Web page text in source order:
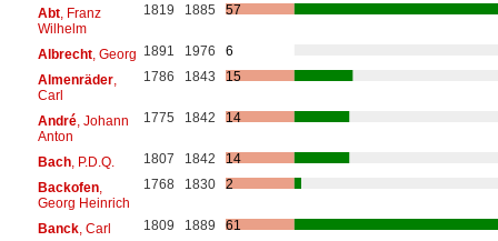
Abt, Franz
Wilhelm
1819 1885 57
Albrecht, Georg 1891 1976
6
Almenräder,
Carl
1786 1843 15
André, Johann
Anton
1775 1842 14
Bach, P.D.Q. 1807 1842
14
Backofen,
Georg Heinrich
1768 1830 2
Banck, Carl 1809 1889
61